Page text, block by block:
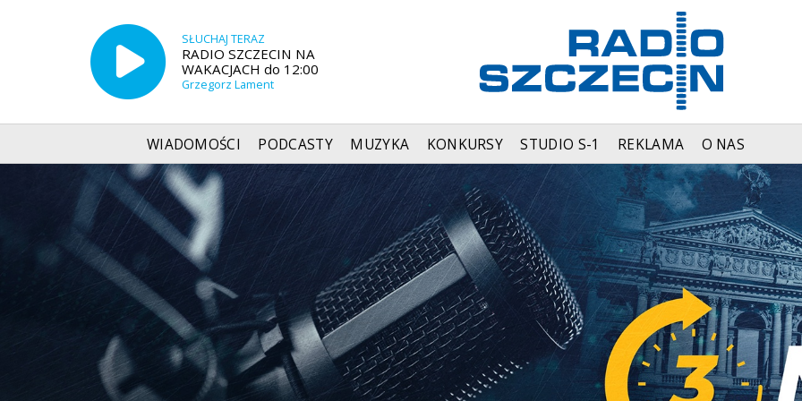
SŁUCHAJ TERAZ
RADIO SZCZECIN NA
WAKACJACH do 12:00
Grzegorz Lament
WIADOMOŚCI PODCASTY MUZYKA KONKURSY STUDIO S-1 REKLAMA O NAS